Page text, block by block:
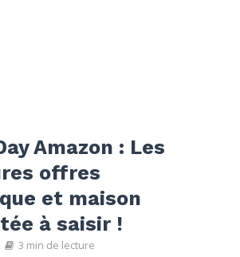
Amazon : Les
offres
et maison
à saisir !
3 min de lecture